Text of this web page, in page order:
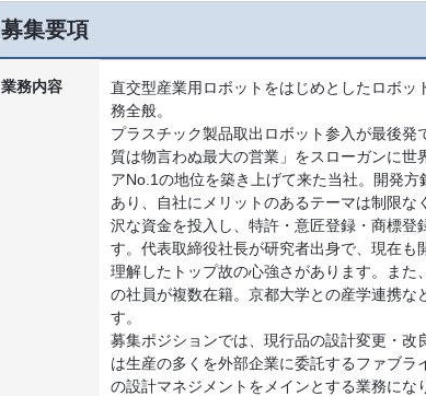
募集要項
業務内容
直交型産業用ロボットをはじめとしたロボ
務全般。
プラスチック製品取出ロボット参入が最後
質は物言わぬ最大の営業」をスローガンに世
アNo.1の地位を築き上げて来た当社。開発
あり、自社にメリットのあるテーマは制限
沢な資金を投入し、特許・意匠登録・商標
す。代表取締役社長が研究者出身で、現在
理解したトップ故の心強さがあります。ま
の社員が複数在籍。京都大学との産学連携な
す。
募集ポジションでは、現行品の設計変更・
は生産の多くを外部企業に委託するファブ
の設計マネジメントをメインとする業務にな